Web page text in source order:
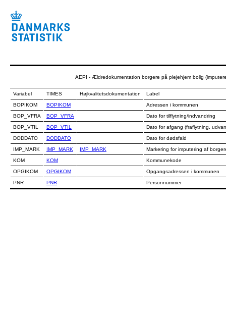
AEPI - Ældredokumentation borgere på plejehjem bolig
Variabel TIMES Højkvalitetsdokumentation
Label
BOPIKOM
BOPIKOM
Adressen i kommunen
BOP_VFRA
BOP_VFRA
Dato for tilflytning/indvandring
BOP_VTIL
BOP_VTIL
Dato for afgang (fraflytning,
DODDATO
DODDATO
Dato for dødsfald
IMP_MARK
IMP_MARK IMP_MARK
Markering for imputering af
KOM
KOM
Kommunekode
OPGIKOM
OPGIKOM
Opgangsadressen i kommunen
PNR
PNR Personnummer